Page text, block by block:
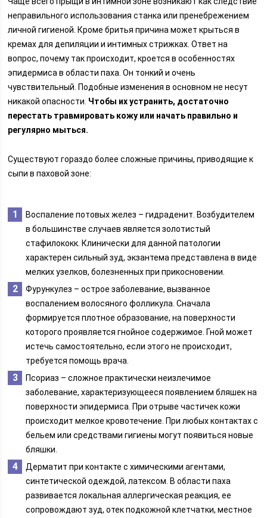
неправильного использования станка или пренебрежением
личной гигиеной. Кроме бритья причина может крыться в
кремах для депиляции и интимных стрижках. Ответ на
вопрос, почему так происходит, кроется в особенностях
эпидермиса в области паха. Он тонкий и очень
чувствительный. Подобные изменения в основном не несут
никакой опасности. Чтобы их устранить, достаточно
перестать травмировать кожу или начать правильно и
регулярно мыться.
Существуют гораздо более сложные причины, приводящие к
сыпи в паховой зоне:
Воспаление потовых желез – гидраденит. Возбудителем
в большинстве случаев является золотистый
стафилококк. Клинически для данной патологии
характерен сильный зуд, экзантема представлена в виде
мелких узелков, болезненных при прикосновении.
Фурункулез – острое заболевание, вызванное
воспалением волосяного фолликула. Сначала
формируется плотное образование, на поверхности
которого проявляется гнойное содержимое. Гной может
истечь самостоятельно, если этого не происходит,
требуется помощь врача.
Псориаз – сложное практически неизлечимое
заболевание, характеризующееся появлением бляшек на
поверхности эпидермиса. При отрыве частичек кожи
происходит мелкое кровотечение. При любых контактах с
бельем или средствами гигиены могут появиться новые
бляшки.
Дерматит при контакте с химическими агентами,
синтетической одеждой, латексом. В области паха
развивается локальная аллергическая реакция, ее
сопровождают зуд, отек подкожной клетчатки, местное